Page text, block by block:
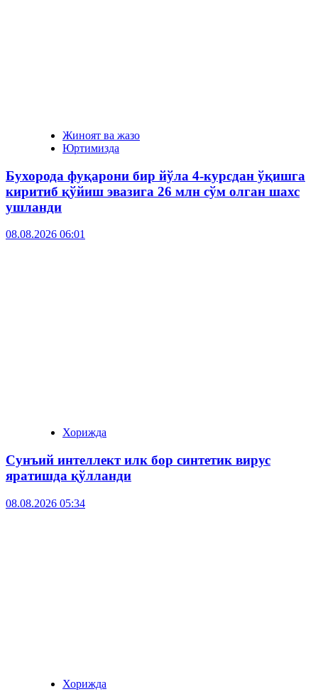
Жиноят ва жазо
Юртимизда
Бухорода фуқарони бир йўла 4-курсдан ўқишга
киритиб қўйиш эвазига 26 млн сўм олган шахс
ушланди
08.08.2026 06:01
Хорижда
Сунъий интеллект илк бор синтетик вирус
яратишда қўлланди
08.08.2026 05:34
Хорижда